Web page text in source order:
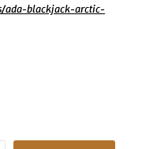
ada-blackjack-arctic-